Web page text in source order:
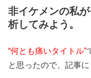
非イケメンの私
析してみよう。
“何とも痛いタイトル”
と思ったので、記事